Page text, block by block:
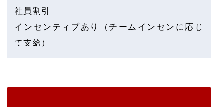
社員割引
インセンティブあり（チームインセンに応じ
て支給）